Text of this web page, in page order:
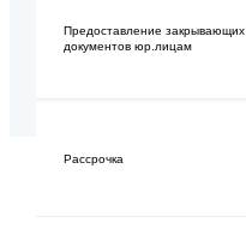
Предоставление закрывающих
документов юр.лицам
Рассрочка